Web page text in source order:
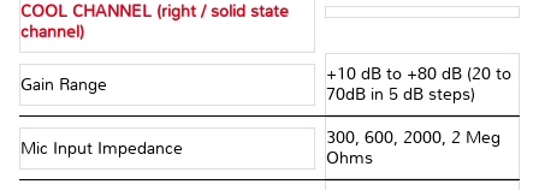
COOL CHANNEL (right / solid state
channel)
Gain Range
+10 dB to +80 dB (20 to
70dB in 5 dB steps)
Mic Input Impedance
300, 600, 2000, 2 Meg
Ohms